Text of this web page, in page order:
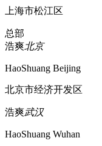
上海市松江区
总部
浩爽北京
HaoShuang Beijing
北京市经济开发区
浩爽武汉
HaoShuang Wuhan